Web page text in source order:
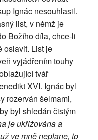
Ignác nesouhlasil.
list, v němž je
Božího díla, chce-li
oslavit. List je
vyjádřením touhy
tvář
XVI. Ignác byl
rozerván šelmami,
byl shledán čistým
je ukřižována a
ve mně neplane, to